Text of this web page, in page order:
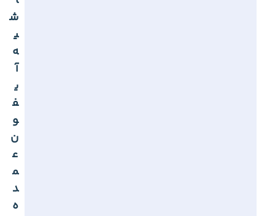
ش
ی
ه
آ
ی
ف
و
ن
ع
م
د
ه